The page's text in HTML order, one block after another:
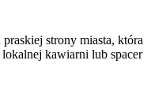
strony miasta, która
kawiarni lub spacer